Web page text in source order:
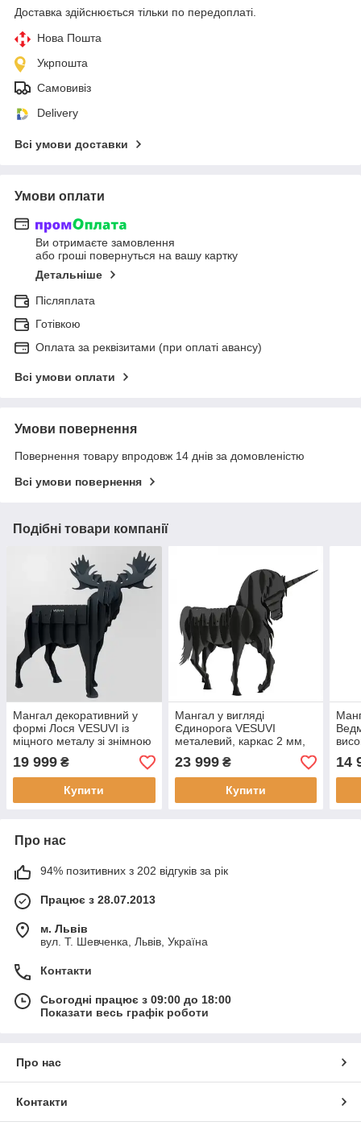
Доставка здійснюється тільки по передоплаті.
Нова Пошта
Укрпошта
Самовивіз
Delivery
Всі умови доставки
Умови оплати
Ви отримаєте замовлення
або гроші повернуться на вашу картку
Детальніше
Післяплата
Готівкою
Оплата за реквізитами (при оплаті авансу)
Всі умови оплати
Умови повернення
Повернення товару впродовж 14 днів за домовленістю
Всі умови повернення
Подібні товари компанії
Мангал декоративний у
формі Лося VESUVI із
міцного металу зі знімною
1556х779х1629 мм
19 999 ₴
Купити
Мангал у вигляді
Єдинорога VESUVI
металевий, каркас 2 мм,
620х300х165 мм
23 999₴
Купити
14
Про нас
94% позитивних з 202 відгуків за рік
Працює з 28.07.2013
м. Львів
вул. Т. Шевченка, Львів, Україна
Контакти
Сьогодні працює з 09:00 до 18:00
Показати весь графік роботи
Про нас
Контакти